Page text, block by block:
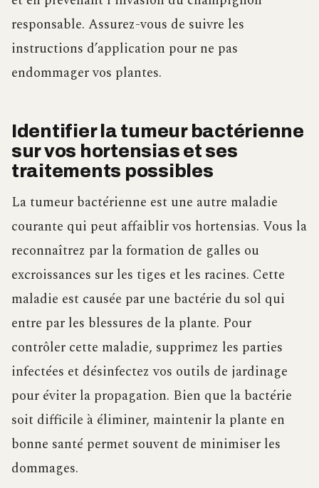
responsable. Assurez-vous de suivre les
instructions d’application pour ne pas
endommager vos plantes.
Identifier la tumeur bactérienne
sur vos hortensias et ses
traitements possibles
La tumeur bactérienne est une autre maladie
courante qui peut affaiblir vos hortensias. Vous la
reconnaîtrez par la formation de galles ou
excroissances sur les tiges et les racines. Cette
maladie est causée par une bactérie du sol qui
entre par les blessures de la plante. Pour
contrôler cette maladie, supprimez les parties
infectées et désinfectez vos outils de jardinage
pour éviter la propagation. Bien que la bactérie
soit difficile à éliminer, maintenir la plante en
bonne santé permet souvent de minimiser les
dommages.